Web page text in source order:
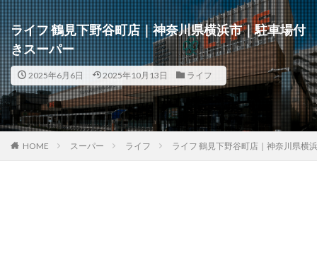
ライフ 鶴見下野谷町店｜神奈川県横浜市｜駐車場付
きスーパー
2025年6月6日 2025年10月13日 ライフ
HOME スーパー ライフ ライフ 鶴見下野谷町店｜神奈川県横
山形県
福島県 茨城県 栃木県
群馬県
埼玉県
千葉県 東京都 神奈川県
新潟県
山梨県
長野県 富山県 石川県
福井県
岐阜県
静岡県 愛知県 三重県
滋賀県
京都府
大阪府 兵庫県
和歌山県
鳥取県
島根県 岡山県 広島県
徳島県
香川県 愛媛県 高知県
福岡県
佐賀県
長崎県 熊本県 大分県
宮崎県